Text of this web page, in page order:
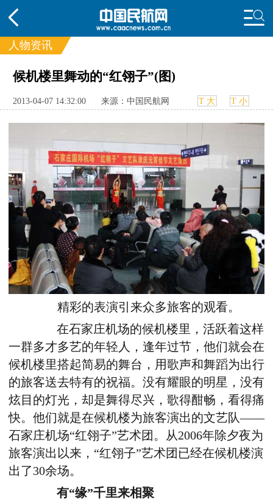
频道
头条 要闻 国内 国际
行业
动态
直播 航图 智库
专题
频
投诉
人物资讯
候机楼里舞动的“红翎子”(图)
2013-04-07 14:32:00 来源：中国民航网 T 大 T 小
精彩的表演引来众多旅客的观看。
在石家庄机场的候机楼里，活跃着这样
一群多才多艺的年轻人，逢年过节，他们就会在
候机楼里搭起简易的舞台，用歌声和舞蹈为出行
的旅客送去特有的祝福。没有耀眼的明星，没有
炫目的灯光，却是舞得尽兴，歌得酣畅，看得痛
快。他们就是在候机楼为旅客演出的文艺队——
石家庄机场“红翎子”艺术团。从2006年除夕夜为
旅客演出以来，“红翎子”艺术团已经在候机楼演
出了30余场。
有“缘”千里来相聚